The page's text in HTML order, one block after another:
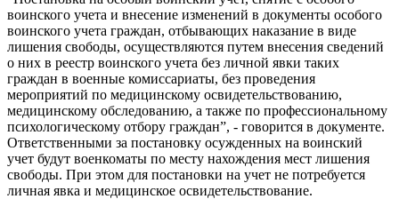
воинского учета и внесение изменений в документы особого
воинского учета граждан, отбывающих наказание в виде
лишения свободы, осуществляются путем внесения сведений
о них в реестр воинского учета без личной явки таких
граждан в военные комиссариаты, без проведения
мероприятий по медицинскому освидетельствованию,
медицинскому обследованию, а также по профессиональному
психологическому отбору граждан”, - говорится в документе.
Ответственными за постановку осужденных на воинский
учет будут военкоматы по месту нахождения мест лишения
свободы. При этом для постановки на учет не потребуется
личная явка и медицинское освидетельствование.